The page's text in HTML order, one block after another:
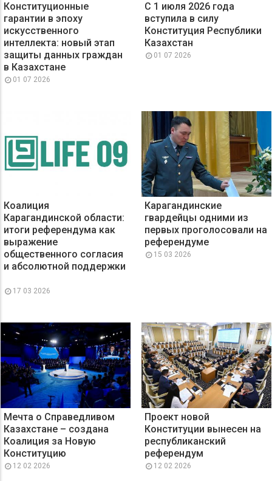
Конституционные
гарантии в эпоху
искусственного
интеллекта: новый этап
защиты данных граждан
в Казахстане
01 07 2026
С 1 июля 2026 года
вступила в силу
Конституция Республики
Казахстан
01 07 2026
Коалиция
Карагандинской области:
итоги референдума как
выражение
общественного согласия
и абсолютной поддержки
17 03 2026
Карагандинские
гвардейцы одними из
первых проголосовали на
референдуме
15 03 2026
Мечта о Справедливом
Казахстане – создана
Коалиция за Новую
Конституцию
12 02 2026
Проект новой
Конституции вынесен на
республиканский
референдум
12 02 2026